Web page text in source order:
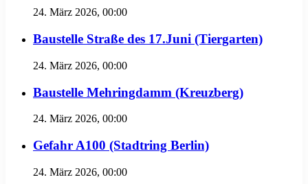
24. März 2026, 00:00
Baustelle Straße des 17.Juni (Tiergarten)
24. März 2026, 00:00
Baustelle Mehringdamm (Kreuzberg)
24. März 2026, 00:00
Gefahr A100 (Stadtring Berlin)
24. März 2026, 00:00